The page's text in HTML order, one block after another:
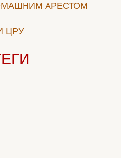
АРЕСТОМ
ЦРУ